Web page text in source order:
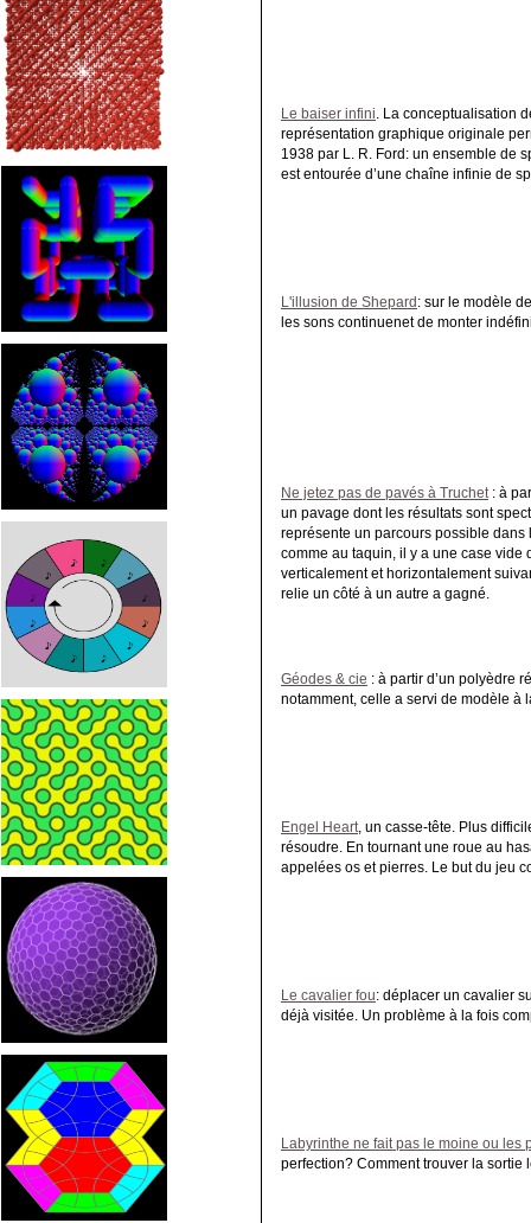
Le baiser infini. La conceptualisation
représentation graphique originale
1938 par L. R. Ford: un ensemble de
est entourée d’une chaîne infinie de
L'illusion de Shepard : sur le modèle
les sons continuenet de monter
Ne jetez pas de pavés à Truchet: à
un pavage dont les résultats sont
représente un parcours possible
comme au taquin, il y a une case
verticalement et horizontalement
relie un côté à un autre a gagné.
Géodes & cie : à partir d’un polyèdre
notamment, celle a servi de modèle à
Engel Heart, un casse-tête. Plus
résoudre. En tournant une roue au
appelées os et pierres. Le but du jeu
Le cavalier fou: déplacer un cavalier
déjà visitée. Un problème à la fois
Labyrinthe ne fait pas le moine ou les
perfection? Comment trouver la sortie